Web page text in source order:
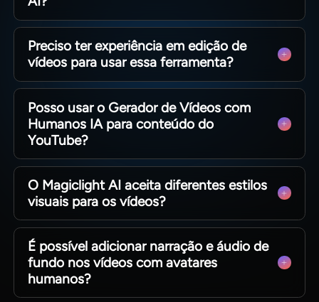
Basta inserir um prompt, rascunho ou roteiro
completo para gerar vídeos com imagens,
narração e estilos visuais totalmente ajustáveis.
Preciso ter experiência em edição de
vídeos para usar essa ferramenta?
O Magiclight AI foi criado para iniciantes e
profissionais. Seu fluxo simplificado dispensa
conhecimento técnico complexo de edição.
Posso usar o Gerador de Vídeos com
Humanos IA para conteúdo do
YouTube?
Ideal para vídeos explicativos, histórias e
entretenimento no YouTube. A exportação em
1080p permite envio direto para plataformas de
vídeo.
O Magiclight AI aceita diferentes estilos
visuais para os vídeos?
Temos diversos estilos customizáveis: desenho
animado, Disney, realista e cinematográfico,
alinháveis à marca e público alvo.
É possível adicionar narração e áudio de
fundo nos vídeos com avatares
humanos?